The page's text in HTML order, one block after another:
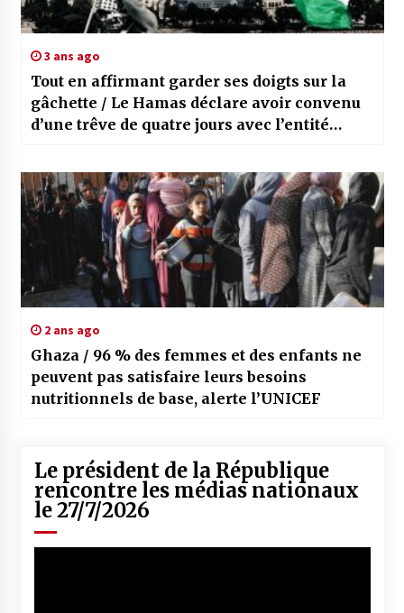
3 ans ago
Tout en affirmant garder ses doigts sur la
gâchette / Le Hamas déclare avoir convenu
d’une trêve de quatre jours avec l’entité
2 ans ago
Ghaza / 96 % des femmes et des enfants ne
peuvent pas satisfaire leurs besoins
nutritionnels de base, alerte l’UNICEF
Le président de la République
rencontre les médias nationaux
le 27/7/2026